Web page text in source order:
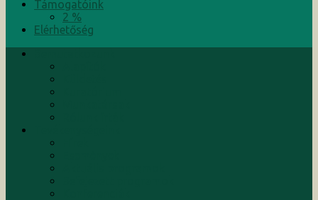
Támogatóink
2 %
Elérhetőség